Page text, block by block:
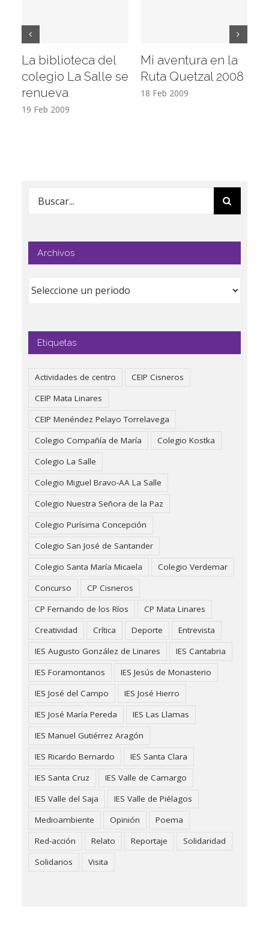
La biblioteca del
colegio La Salle se
renueva
19 Feb 2009
Mi aventura en la
Ruta Quetzal 2008
18 Feb 2009
Buscar:
Archivos
Etiquetas
Actividades de centro
CEIP Cisneros
CEIP Mata Linares
CEIP Menéndez Pelayo Torrelavega
Colegio Compañía de María
Colegio Kostka
Colegio La Salle
Colegio Miguel Bravo-AA La Salle
Colegio Nuestra Señora de la Paz
Colegio Purísima Concepción
Colegio San José de Santander
Colegio Santa María Micaela
Colegio Verdemar
Concurso
CP Cisneros
CP Fernando de los Ríos
CP Mata Linares
Creatividad
Crítica Deporte
Entrevista
IES Augusto González de Linares
IES Cantabria
IES Foramontanos
IES Jesús de Monasterio
IES José del Campo
IES José Hierro
IES José María Pereda
IES Las Llamas
IES Manuel Gutiérrez Aragón
IES Ricardo Bernardo
IES Santa Clara
IES Santa Cruz
IES Valle de Camargo
IES Valle del Saja
IES Valle de Piélagos
Medioambiente
Opinión
Poema
Red-acción
Relato Reportaje
Solidaridad
Solidarios
Visita